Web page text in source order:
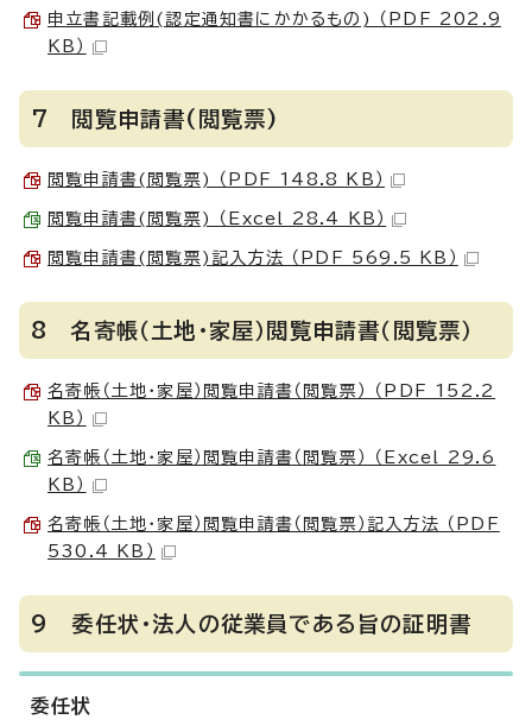
申立書記載例(認定通知書にかかるもの) （PDF 202.9
KB）
7 閲覧申請書(閲覧票)
閲覧申請書(閲覧票) （PDF 148.8 KB）
閲覧申請書(閲覧票) （Excel 28.4 KB）
閲覧申請書(閲覧票)記入方法 （PDF 569.5 KB）
8 名寄帳（土地・家屋）閲覧申請書（閲覧票）
名寄帳（土地・家屋）閲覧申請書（閲覧票） （PDF 152.2
KB）
名寄帳（土地・家屋）閲覧申請書（閲覧票） （Excel 29.6
KB）
名寄帳（土地・家屋）閲覧申請書（閲覧票）記入方法 （PDF
530.4 KB）
9 委任状・法人の従業員である旨の証明書
委任状